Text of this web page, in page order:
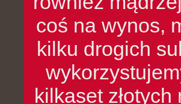
coś na wynos,
kilku drogich
kilkaset